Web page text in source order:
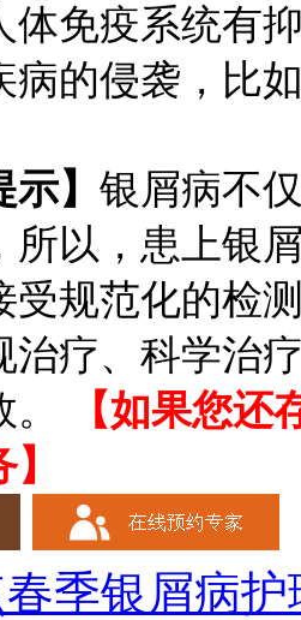
体免疫系统有
病的侵袭，比
示】 银屑病不
所以，患上银
受规范化的检
治疗、科学治
【如果您
季银屑病护